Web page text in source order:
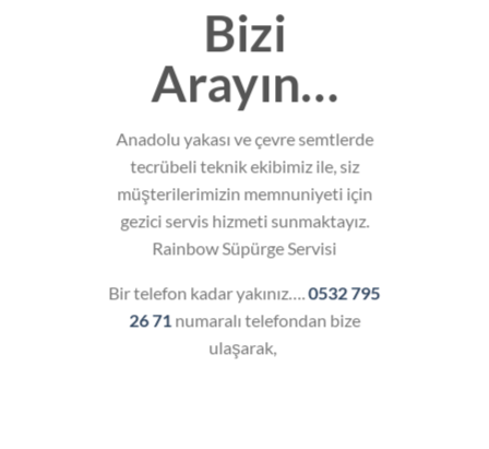
Bizi
Arayın…
Anadolu yakası ve çevre semtlerde
tecrübeli teknik ekibimiz ile, siz
müşterilerimizin memnuniyeti için
gezici servis hizmeti sunmaktayız.
Rainbow Süpürge Servisi
Bir telefon kadar yakınız….0532 795
26 71numaralı telefondan bize
ulaşarak,